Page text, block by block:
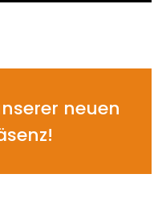
neuen